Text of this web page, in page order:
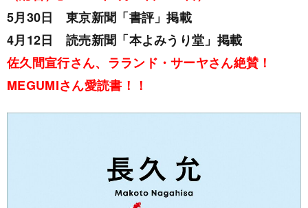
5月30日 東京新聞「書評」掲載
4月12日 読売新聞「本よみうり堂」掲載
佐久間宣行さん、ラランド・サーヤさん絶賛！
MEGUMIさん愛読書！！